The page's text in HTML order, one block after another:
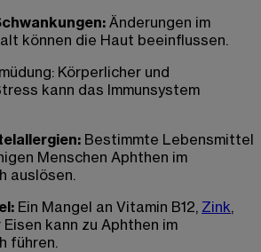
Änderungen im
können die Haut beeinflussen.
Körperlicher und
kann das Immunsystem
Bestimmte Lebensmittel
Menschen Aphthen im
auslösen.
Ein Mangel an Vitamin B12, Zink,
kann zu Aphthen im
führen.